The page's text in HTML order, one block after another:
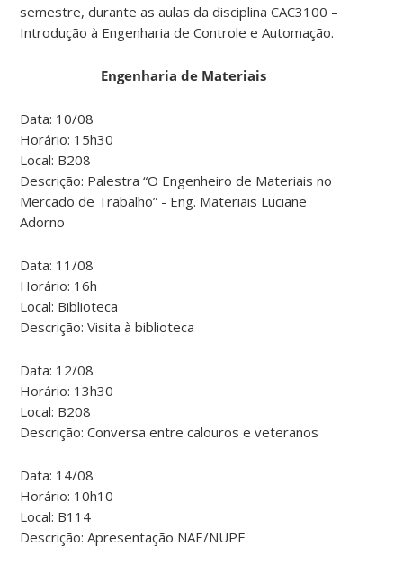
semestre, durante as aulas da disciplina CAC3100 –
Introdução à Engenharia de Controle e Automação.
Engenharia de Materiais
Data: 10/08
Horário: 15h30
Local: B208
Descrição: Palestra “O Engenheiro de Materiais no
Mercado de Trabalho” - Eng. Materiais Luciane
Adorno
Data: 11/08
Horário: 16h
Local: Biblioteca
Descrição: Visita à biblioteca
Data: 12/08
Horário: 13h30
Local: B208
Descrição: Conversa entre calouros e veteranos
Data: 14/08
Horário: 10h10
Local: B114
Descrição: Apresentação NAE/NUPE